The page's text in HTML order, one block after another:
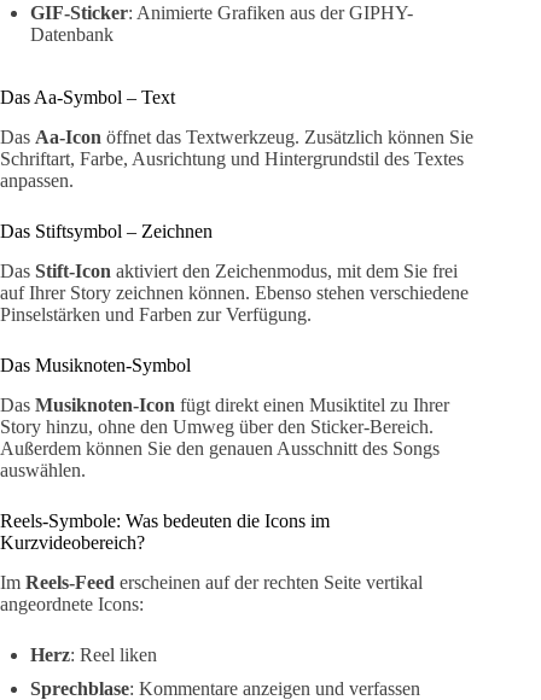
GIF-Sticker: Animierte Grafiken aus der GIPHY-
Datenbank
Das Aa-Symbol – Text
Das Aa-Icon öffnet das Textwerkzeug. Zusätzlich können Sie
Schriftart, Farbe, Ausrichtung und Hintergrundstil des Textes
anpassen.
Das Stiftsymbol – Zeichnen
Das Stift-Icon aktiviert den Zeichenmodus, mit dem Sie frei
auf Ihrer Story zeichnen können. Ebenso stehen verschiedene
Pinselstärken und Farben zur Verfügung.
Das Musiknoten-Symbol
Das Musiknoten-Icon fügt direkt einen Musiktitel zu Ihrer
Story hinzu, ohne den Umweg über den Sticker-Bereich.
Außerdem können Sie den genauen Ausschnitt des Songs
auswählen.
Reels-Symbole: Was bedeuten die Icons im
Kurzvideobereich?
Im Reels-Feed erscheinen auf der rechten Seite vertikal
angeordnete Icons:
Herz: Reel liken
Sprechblase: Kommentare anzeigen und verfassen